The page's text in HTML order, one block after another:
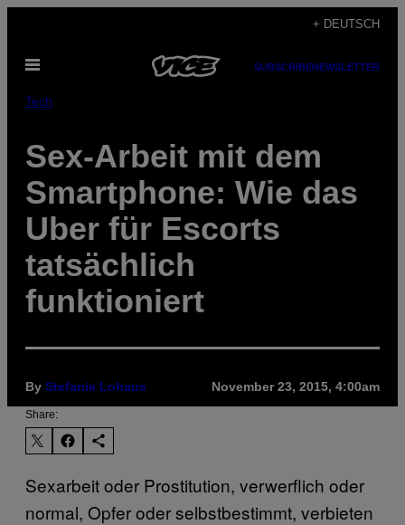
content
+ DEUTSCH
Open
SUBSCRIBENEWSLETTER
Tech
Sex-Arbeit mit dem
Smartphone: Wie das
Uber für Escorts
tatsächlich
funktioniert
By Stefanie Lohaus November 23, 2015, 4:00am
Share:
Sexarbeit oder Prostitution, verwerflich oder
normal, Opfer oder selbstbestimmt, verbieten